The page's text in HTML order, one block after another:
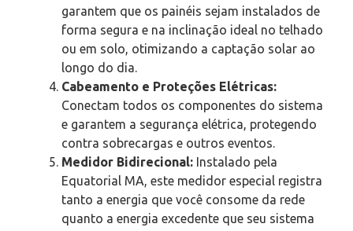
garantem que os painéis sejam instalados de
forma segura e na inclinação ideal no telhado
ou em solo, otimizando a captação solar ao
longo do dia.
Cabeamento e Proteções Elétricas:
Conectam todos os componentes do sistema
e garantem a segurança elétrica, protegendo
contra sobrecargas e outros eventos.
Medidor Bidirecional: Instalado pela
Equatorial MA, este medidor especial registra
tanto a energia que você consome da rede
quanto a energia excedente que seu sistema